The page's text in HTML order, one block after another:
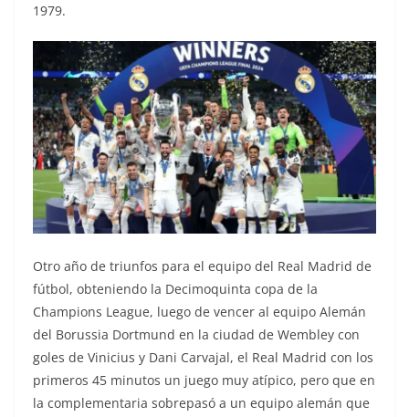
1979.
Otro año de triunfos para el equipo del Real Madrid de
fútbol, obteniendo la Decimoquinta copa de la
Champions League, luego de vencer al equipo Alemán
del Borussia Dortmund en la ciudad de Wembley con
goles de Vinicius y Dani Carvajal, el Real Madrid con los
primeros 45 minutos un juego muy atípico, pero que en
la complementaria sobrepasó a un equipo alemán que